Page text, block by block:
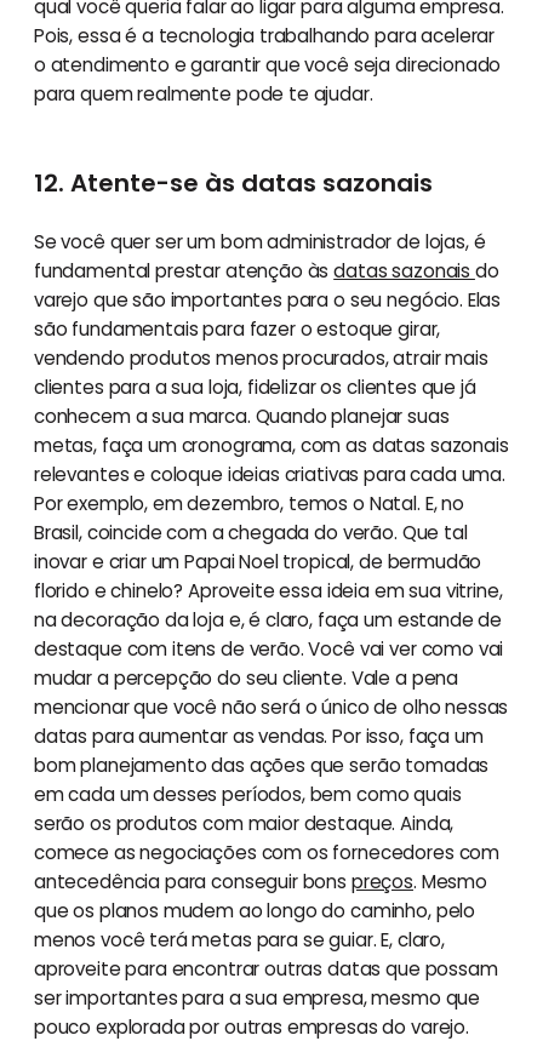
qual você queria falar ao ligar para alguma empresa.
Pois, essa é a tecnologia trabalhando para acelerar
o atendimento e garantir que você seja direcionado
para quem realmente pode te ajudar.
12. Atente-se às datas sazonais
Se você quer ser um bom administrador de lojas, é
fundamental prestar atenção àsdatas sazonais do
varejo que são importantes para o seu negócio. Elas
são fundamentais para fazer o estoque girar,
vendendo produtos menos procurados, atrair mais
clientes para a sua loja, fidelizar os clientes que já
conhecem a sua marca. Quando planejar suas
metas, faça um cronograma, com as datas sazonais
relevantes e coloque ideias criativas para cada uma.
Por exemplo, em dezembro, temos o Natal. E, no
Brasil, coincide com a chegada do verão. Que tal
inovar e criar um Papai Noel tropical, de bermudão
florido e chinelo? Aproveite essa ideia em sua vitrine,
na decoração da loja e, é claro, faça um estande de
destaque com itens de verão. Você vai ver como vai
mudar a percepção do seu cliente. Vale a pena
mencionar que você não será o único de olho nessas
datas para aumentar as vendas. Por isso, faça um
bom planejamento das ações que serão tomadas
em cada um desses períodos, bem como quais
serão os produtos com maior destaque. Ainda,
comece as negociações com os fornecedores com
antecedência para conseguir bons preços. Mesmo
que os planos mudem ao longo do caminho, pelo
menos você terá metas para se guiar. E, claro,
aproveite para encontrar outras datas que possam
ser importantes para a sua empresa, mesmo que
pouco explorada por outras empresas do varejo.